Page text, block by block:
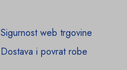
Sigurnost web trgovine
Dostava i povrat robe